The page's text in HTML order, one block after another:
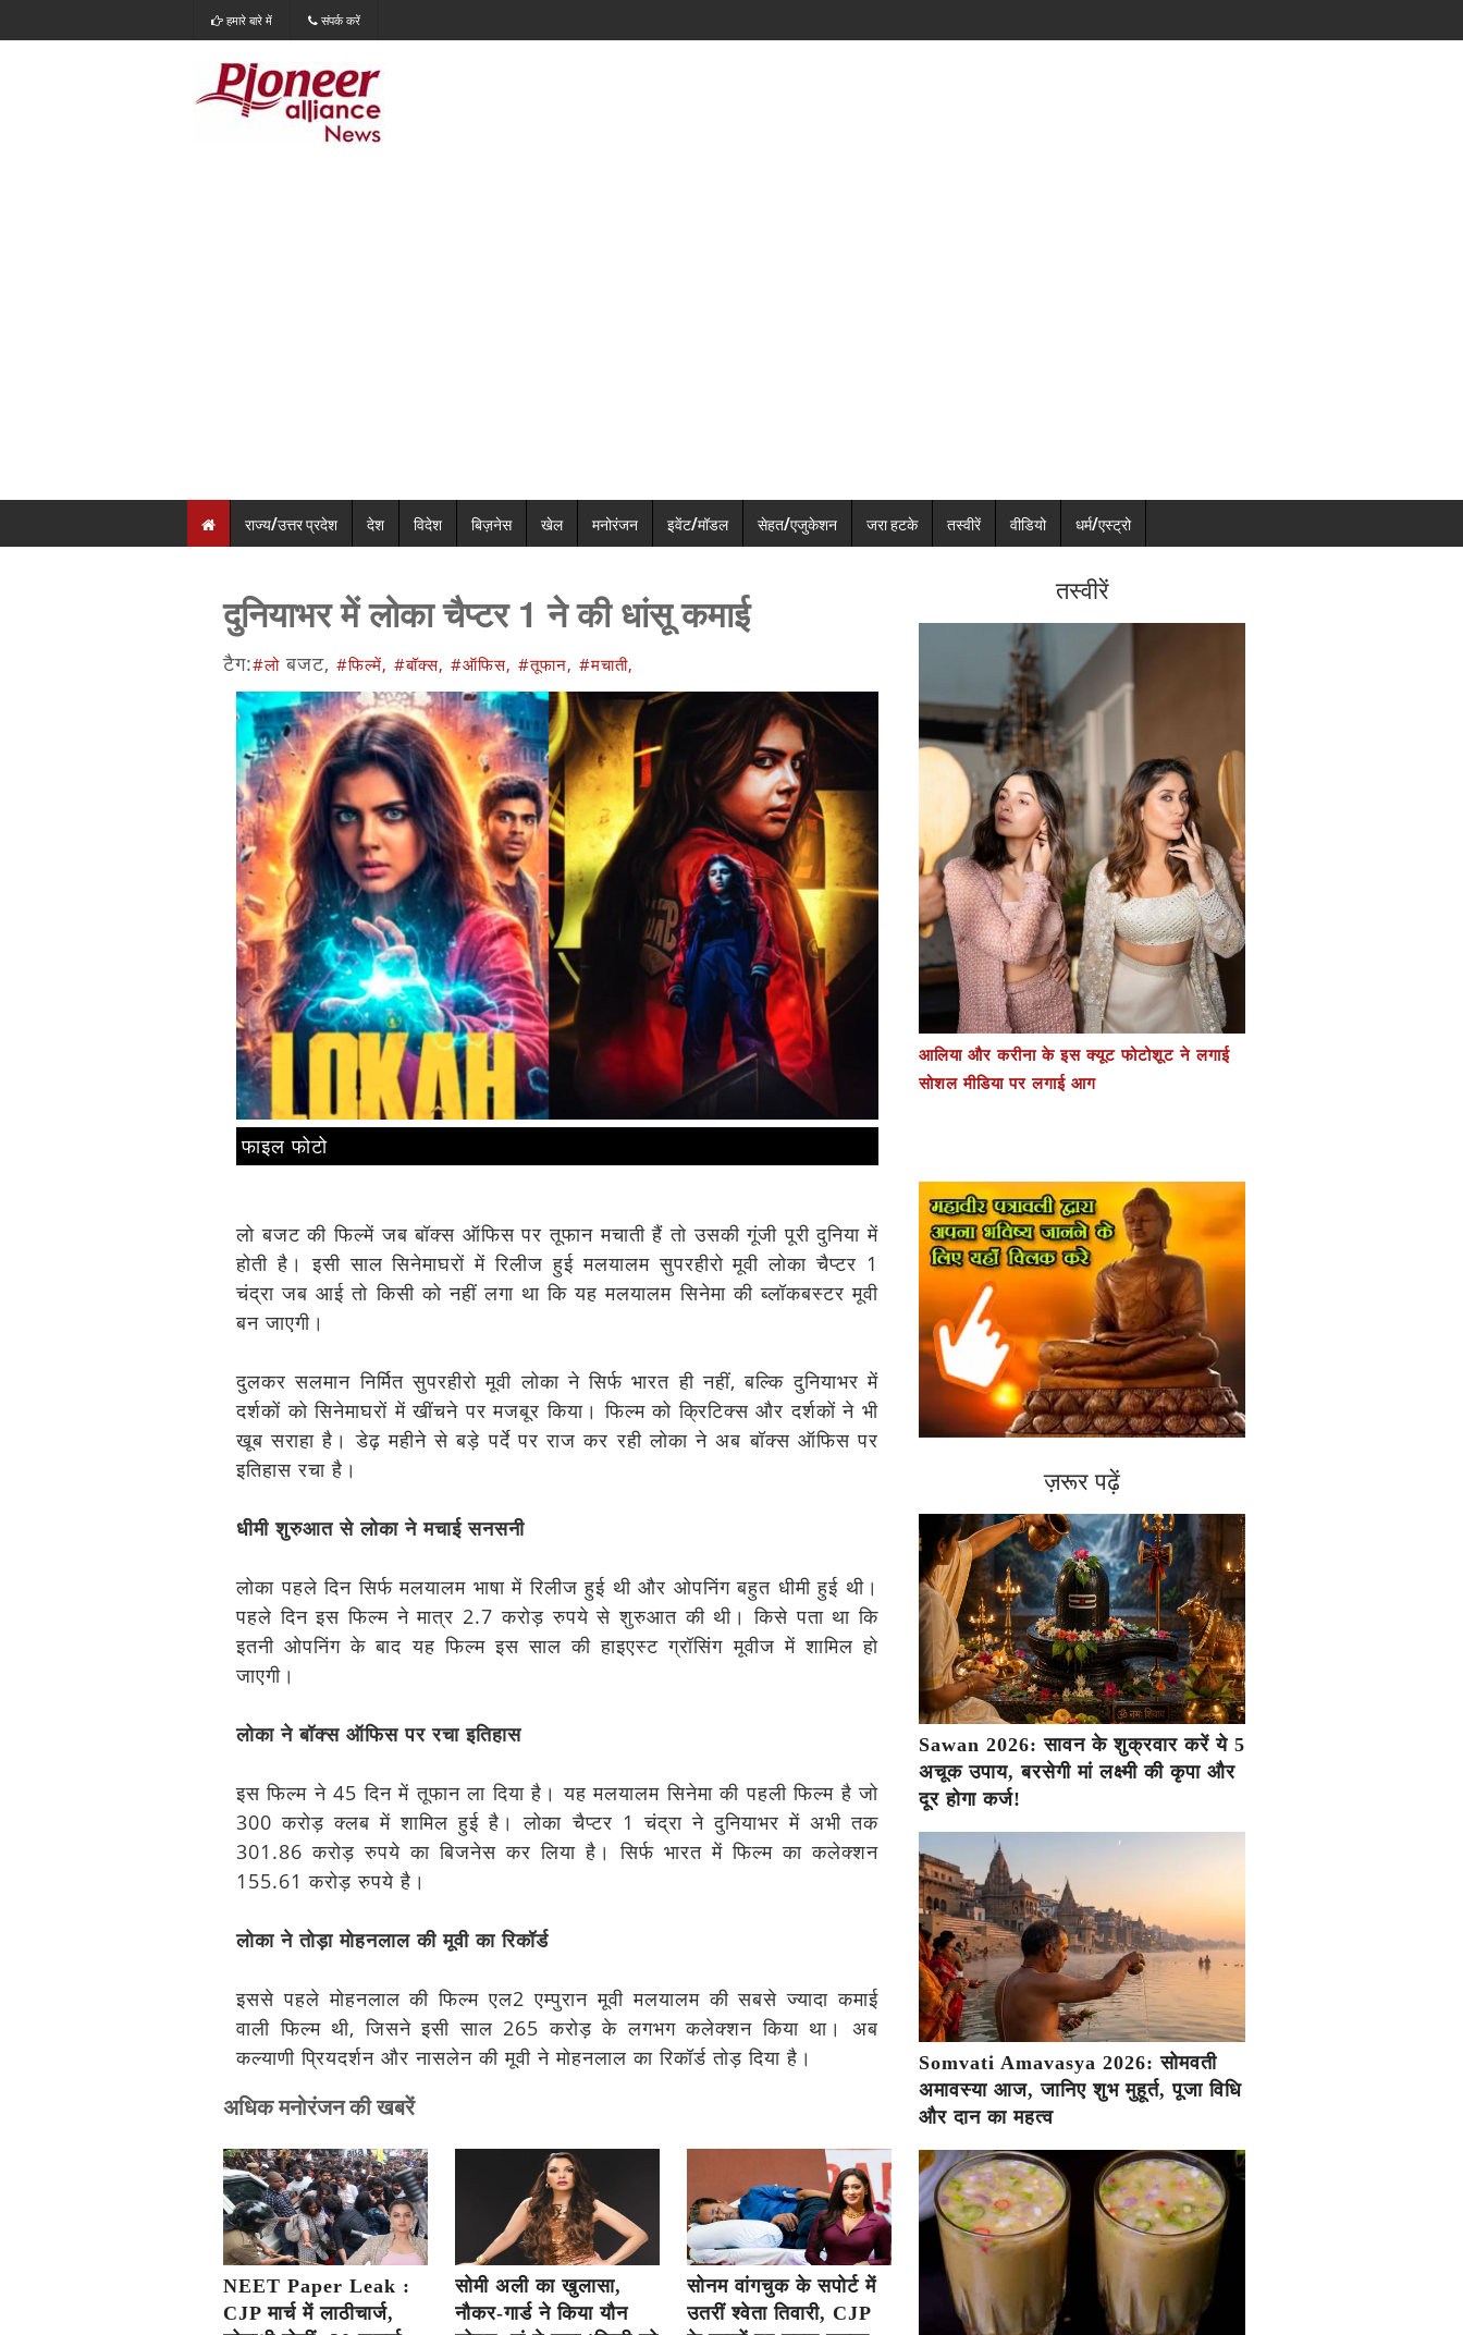
हमारे बारे में संपर्क करें
राज्य/उत्तर प्रदेश देश विदेश बिज़नेस खेल मनोरंजन इवेंट/मॉडल सेहत/एजुकेशन जरा हटके तस्वीरें वीडियो धर्म/एस्ट्रो
दुनियाभर में लोका चैप्टर 1 ने की धांसू कमाई
टैग:#लोबजट, #फिल्में, #बॉक्स, #ऑफिस, #तूफान, #मचाती,
फाइल फोटो
लो बजट की फिल्में जब बॉक्स ऑफिस पर तूफान मचाती हैं तो उसकी गूंजी पूरी दुनिया में
होती है। इसी साल सिनेमाघरों में रिलीज हुई मलयालम सुपरहीरो मूवी लोका चैप्टर 1
चंद्रा जब आई तो किसी को नहीं लगा था कि यह मलयालम सिनेमा की ब्लॉकबस्टर मूवी
बन जाएगी।
दुलकर सलमान निर्मित सुपरहीरो मूवी लोका ने सिर्फ भारत ही नहीं, बल्कि दुनियाभर में
दर्शकों को सिनेमाघरों में खींचने पर मजबूर किया। फिल्म को क्रिटिक्स और दर्शकों ने भी
खूब सराहा है। डेढ़ महीने से बड़े पर्दे पर राज कर रही लोका ने अब बॉक्स ऑफिस पर
इतिहास रचा है।
धीमी शुरुआत से लोका ने मचाई सनसनी
लोका पहले दिन सिर्फ मलयालम भाषा में रिलीज हुई थी और ओपनिंग बहुत धीमी हुई थी।
पहले दिन इस फिल्म ने मात्र 2.7 करोड़ रुपये से शुरुआत की थी। किसे पता था कि
इतनी ओपनिंग के बाद यह फिल्म इस साल की हाइएस्ट ग्रॉसिंग मूवीज में शामिल हो
जाएगी।
लोका ने बॉक्स ऑफिस पर रचा इतिहास
इस फिल्म ने 45 दिन में तूफान ला दिया है। यह मलयालम सिनेमा की पहली फिल्म है जो
300 करोड़ क्लब में शामिल हुई है। लोका चैप्टर 1 चंद्रा ने दुनियाभर में अभी तक
301.86 करोड़ रुपये का बिजनेस कर लिया है। सिर्फ भारत में फिल्म का कलेक्शन
155.61 करोड़ रुपये है।
लोका ने तोड़ा मोहनलाल की मूवी का रिकॉर्ड
इससे पहले मोहनलाल की फिल्म एल2 एम्पुरान मूवी मलयालम की सबसे ज्यादा कमाई
वाली फिल्म थी, जिसने इसी साल 265 करोड़ के लगभग कलेक्शन किया था। अब
कल्याणी प्रियदर्शन और नासलेन की मूवी ने मोहनलाल का रिकॉर्ड तोड़ दिया है।
अधिक मनोरंजन की खबरें
NEET Paper Leak :
CJP मार्च में लाठीचार्ज,
सोमी अली का खुलासा,
नौकर-गार्ड ने किया यौन
सोनम वांगचुक के सपोर्ट में
उतरीं श्वेता तिवारी, CJP
तस्वीरें
आलिया और करीना के इस क्यूट फोटोशूट ने लगाई
सोशल मीडिया पर लगाई आग
ज़रूर पढ़ें
Sawan 2026: सावन के शुक्रवार करें ये 5
अचूक उपाय, बरसेगी मां लक्ष्मी की कृपा और
दूर होगा कर्ज!
Somvati Amavasya 2026: सोमवती
अमावस्या आज, जानिए शुभ मुहूर्त, पूजा विधि
और दान का महत्व